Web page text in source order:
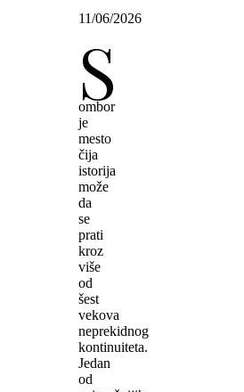
11/06/2026
S
ombor
je
mesto
čija
istorija
može
da
se
prati
kroz
više
od
šest
vekova
neprekidnog
kontinuiteta.
Jedan
od